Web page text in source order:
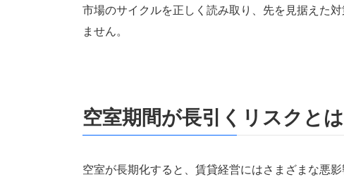
市場のサイクルを正しく読み取り、先を見据えた
ません。
空室期間が長引くリスクとは
空室が長期化すると、賃貸経営にはさまざまな悪影